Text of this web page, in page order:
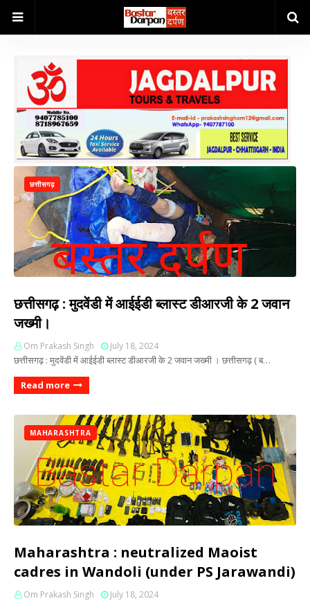
छत्तीसगढ़
छत्तीसगढ़ : मुदवेंडी में आईईडी ब्लास्ट डीआरजी के 2 जवान
जख्मी।
Om Prakash Singh July 18, 2024
छत्तीसगढ़ : मुदवेंडी में आईईडी ब्लास्ट डीआरजी के 2 जवान जख्मी । छत्तीसगढ़ ( ब…
Read more
MAHARASHTRA
Maharashtra : neutralized Maoist
cadres in Wandoli (under PS Jarawandi)
Om Prakash Singh July 18, 2024